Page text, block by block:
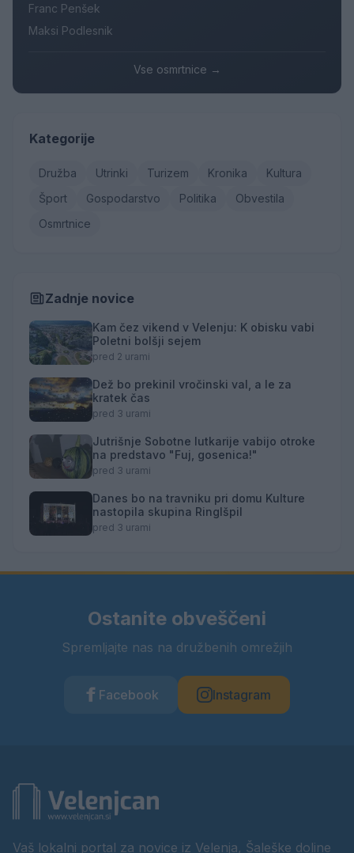
Franc Penšek
Maksi Podlesnik
Vse osmrtnice →
Kategorije
Družba Utrinki Turizem Kronika
Kultura
Šport
Gospodarstvo Politika
Obvestila
Osmrtnice
Zadnje novice
Kam čez vikend v Velenju: K obisku vabi
Poletni bolšji sejem
pred 2 urami
Dež bo prekinil vročinski val, a le za
kratek čas
pred 3 urami
Jutrišnje Sobotne lutkarije vabijo otroke
na predstavo "Fuj, gosenica!"
pred 3 urami
Danes bo na travniku pri domu Kulture
nastopila skupina Ringlšpil
pred 3 urami
Ostanite obveščeni
Spremljajte nas na družbenih omrežjih
Facebook Instagram
Vaš lokalni portal za novice iz Velenja, Šaleške doline